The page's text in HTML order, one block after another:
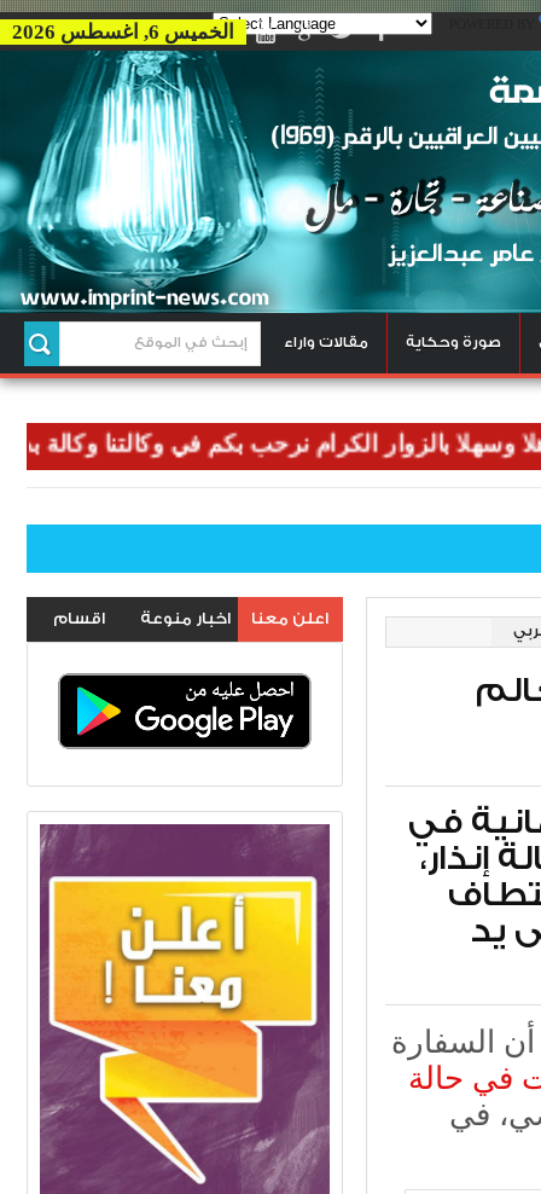
الخميس 6, اغسطس 2026
صورة وحكاية مقالات واراء
بالزوار الكرام نرحب بكم في وكالتنا وكالة بصمة
في
إنذار،
يد
السفارة
في حالة
في
اعلن معنا اخبار منوعة
اقسام